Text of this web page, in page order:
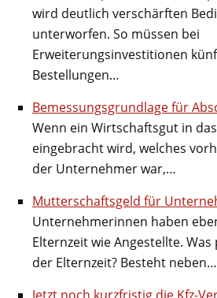
wird deutlich verschärften
unterworfen. So müssen bei
Erweiterungsinvestitionen
Bestellungen…
Bemessungsgrundlage für
Wenn ein Wirtschaftsgut in
eingebracht wird, welches
der Unternehmer war,…
Mutterschaftsgeld für
Unternehmerinnen haben
Elternzeit wie Angestellte.
der Elternzeit? Besteht neben…